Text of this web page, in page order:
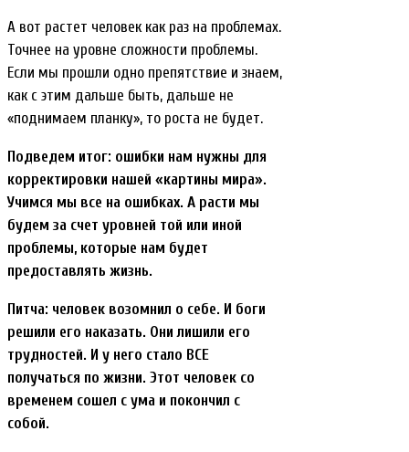
А вот растет человек как раз на проблемах.
Точнее на уровне сложности проблемы.
Если мы прошли одно препятствие и знаем,
как с этим дальше быть, дальше не
«поднимаем планку», то роста не будет.
Подведем итог: ошибки нам нужны для
корректировки нашей «картины мира».
Учимся мы все на ошибках. А расти мы
будем за счет уровней той или иной
проблемы, которые нам будет
предоставлять жизнь.
Питча: человек возомнил о себе. И боги
решили его наказать. Они лишили его
трудностей. И у него стало ВСЕ
получаться по жизни. Этот человек со
временем сошел с ума и покончил с
собой.